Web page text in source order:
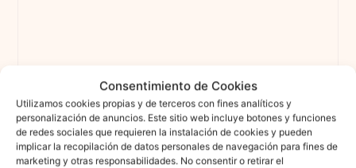
Consentimiento de Cookies
Utilizamos cookies propias y de terceros con fines analíticos y
personalización de anuncios. Este sitio web incluye botones y funciones
de redes sociales que requieren la instalación de cookies y pueden
implicar la recopilación de datos personales de navegación para fines de
marketing y otras responsabilidades. No consentir o retirar el